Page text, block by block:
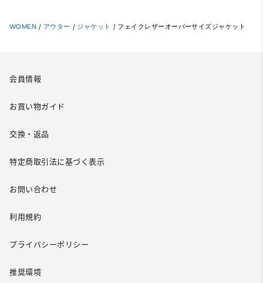
WOMEN / アウター / ジャケット / フェイクレザーオーバーサイズジャケット
会員情報
お買い物ガイド
交換・返品
特定商取引法に基づく表示
お問い合わせ
利用規約
プライバシーポリシー
推奨環境